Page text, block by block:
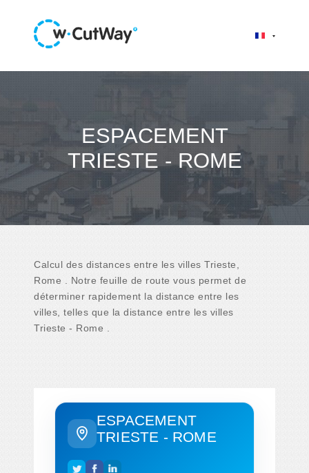
ESPACEMENT
TRIESTE - ROME
Calcul des distances entre les villes Trieste,
Rome . Notre feuille de route vous permet de
déterminer rapidement la distance entre les
villes, telles que la distance entre les villes
Trieste - Rome .
ESPACEMENT
TRIESTE - ROME